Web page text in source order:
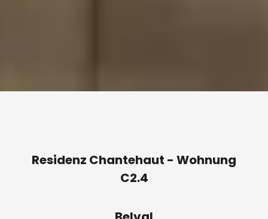
Residenz Chantehaut - Wohnung
C2.4